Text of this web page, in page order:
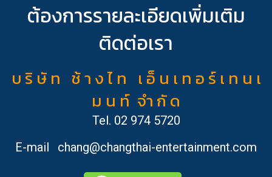
ต้องการรายละเอียดเพิ่มเติม
ติดต่อเรา
บ ริ ษั ท ช้ า ง ไ ท เ อ็ น เ ท อ ร์ เ ท น เ
ม น ท์ จำ กั ด
Tel. 02 974 5720
E-mail
chang@changthai-entertainment.com